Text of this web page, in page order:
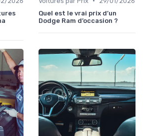
Quel est le vrai prix d’un
Dodge Ram d’occasion ?